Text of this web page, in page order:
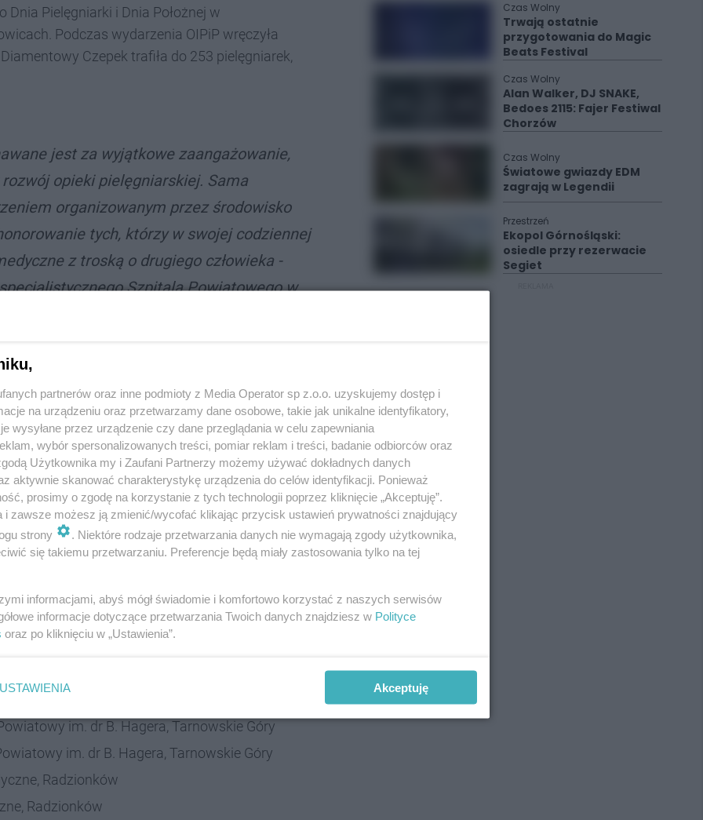
Pielęgniarki i Dnia Położnej w
Podczas wydarzenia OIPiP wręczyła
Czepek trafiła do 253 pielęgniarek,
jest za wyjątkowe zaangażowanie,
opieki pielęgniarskiej. Sama
organizowanym przez środowisko
tych, którzy w swojej codziennej
z troską o drugiego człowieka -
Szpitala Powiatowego w
okolicy. Wśród nich znalazły się:
Tarnowskie Góry
Chorym Ojcowie Kamilianie, Tarnowskie
Chorym Ojcowie Kamilianie, Tarnowskie
Rehabilitacji im. gen. Jerzego Ziętka,
Rehabilitacji im. gen. Jerzego Ziętka,
im. gen. Jerzego Ziętka, Tarnowskie Góry
im. dr B. Hagera, Tarnowskie Góry
im. dr B. Hagera, Tarnowskie Góry
im. dr B. Hagera, Tarnowskie Góry
im. dr B. Hagera, Tarnowskie Góry
Radzionków
Radzionków
Czas Wolny
Trwają ostatnie
przygotowania do Magic
Beats Festival
Czas Wolny
Alan Walker, DJ SNAKE,
Bedoes 2115: Fajer Festiwal
Chorzów
Czas Wolny
Światowe gwiazdy EDM
zagrają w Legendii
Przestrzeń
Ekopol Górnośląski:
osiedle przy rezerwacie
Segiet
partnerów oraz inne podmioty z Media Operator sp z.o.o. uzyskujemy dostęp i
na urządzeniu oraz przetwarzamy dane osobowe, takie jak unikalne identyfikatory,
wysyłane przez urządzenie czy dane przeglądania w celu zapewniania
wybór spersonalizowanych treści, pomiar reklam i treści, badanie odbiorców oraz
Użytkownika my i Zaufani Partnerzy możemy używać dokładnych danych
aktywnie skanować charakterystykę urządzenia do celów identyfikacji. Ponieważ
prosimy o zgodę na korzystanie z tych technologii poprzez kliknięcie „Akceptuję”.
i zawsze możesz ją zmienić/wycofać klikając przycisk ustawień prywatności znajdujący
strony
. Niektóre rodzaje przetwarzania danych nie wymagają zgody użytkownika,
się takiemu przetwarzaniu. Preferencje będą miały zastosowania tylko na tej
informacjami, abyś mógł świadomie i komfortowo korzystać z naszych serwisów
informacje dotyczące przetwarzania Twoich danych znajdziesz w Polityce
oraz po kliknięciu w „Ustawienia”.
USTAWIENIA Akceptuję